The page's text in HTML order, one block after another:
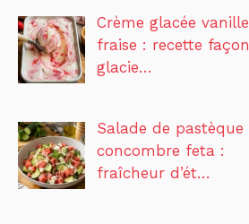
Crème glacée vanille
fraise : recette façon
glacie…
Salade de pastèque
concombre feta :
fraîcheur d’ét…